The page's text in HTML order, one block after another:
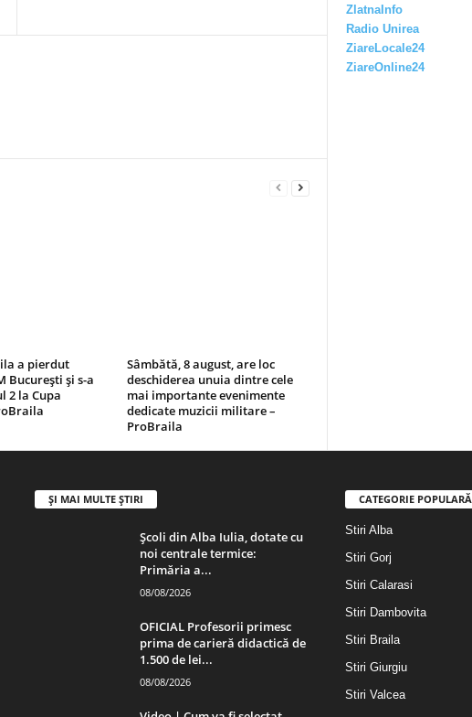
a pierdut
București și s-a
2 la Cupa
Sâmbătă, 8 august, are loc
deschiderea unuia dintre cele
mai importante evenimente
dedicate muzicii militare –
ProBraila
ZlatnaInfo
Radio Unirea
ZiareLocale24
ZiareOnline24
ȘI MAI MULTE ȘTIRI
Școli din Alba Iulia, dotate cu
noi centrale termice:
Primăria a...
08/08/2026
OFICIAL Profesorii primesc
prima de carieră didactică de
1.500 de lei...
08/08/2026
CATEGORIE POPULARĂ
Stiri Alba
Stiri Gorj
Stiri Calarasi
Stiri Dambovita
Stiri Braila
Stiri Giurgiu
Stiri Valcea